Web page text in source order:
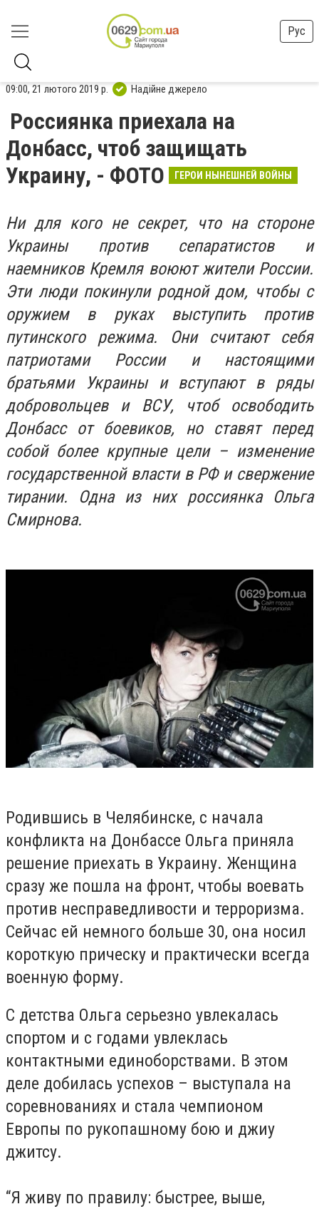
Рус
09:00, 21 лютого 2019 р. Надійне джерело
Россиянка приехала на
Донбасс, чтоб защищать
Украину, - ФОТО
ГЕРОИ НЫНЕШНЕЙ ВОЙНЫ
Ни для кого не секрет, что на стороне
Украины против сепаратистов и
наемников Кремля воюют жители России.
Эти люди покинули родной дом, чтобы с
оружием в руках выступить против
путинского режима. Они считают себя
патриотами России и настоящими
братьями Украины и вступают в ряды
добровольцев и ВСУ, чтоб освободить
Донбасс от боевиков, но ставят перед
собой более крупные цели – изменение
государственной власти в РФ и свержение
тирании. Одна из них россиянка Ольга
Смирнова.
Родившись в Челябинске, с начала
конфликта на Донбассе Ольга приняла
решение приехать в Украину. Женщина
сразу же пошла на фронт, чтобы воевать
против несправедливости и терроризма.
Сейчас ей немного больше 30, она носил
короткую прическу и практически всегда
военную форму.
С детства Ольга серьезно увлекалась
спортом и с годами увлеклась
контактными единоборствами. В этом
деле добилась успехов – выступала на
соревнованиях и стала чемпионом
Европы по рукопашному бою и джиу
джитсу.
“Я живу по правилу: быстрее, выше,